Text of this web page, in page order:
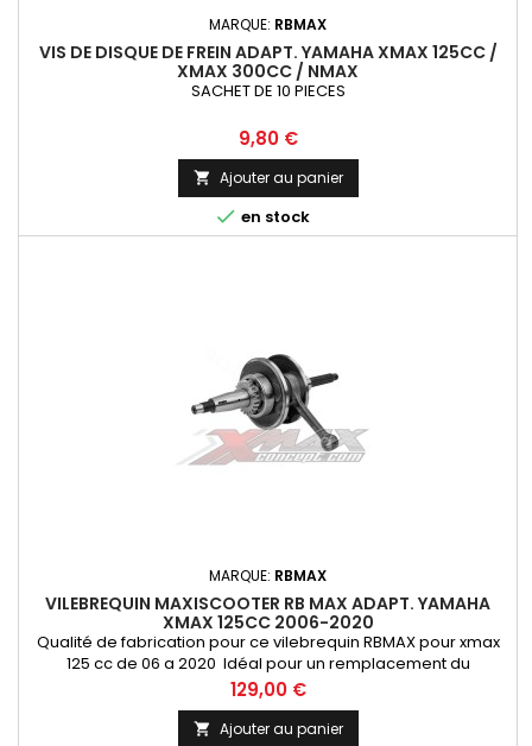
MARQUE: RBMAX
VIS DE DISQUE DE FREIN ADAPT. YAMAHA XMAX 125CC /
XMAX 300CC / NMAX
SACHET DE 10 PIECES
Prix
9,80 €
 Ajouter au panier
 en stock
MARQUE: RBMAX
VILEBREQUIN MAXISCOOTER RB MAX ADAPT. YAMAHA
XMAX 125CC 2006-2020
Qualité de fabrication pour ce vilebrequin RBMAX pour xmax
125 cc de 06 a 2020 Idéal pour un remplacement du
vilebrequin d'origine
Prix
129,00 €
 Ajouter au panier